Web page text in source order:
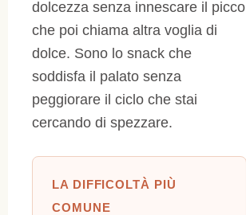
dolcezza senza innescare il picco
che poi chiama altra voglia di
dolce. Sono lo snack che
soddisfa il palato senza
peggiorare il ciclo che stai
cercando di spezzare.
LA DIFFICOLTÀ PIÙ
COMUNE